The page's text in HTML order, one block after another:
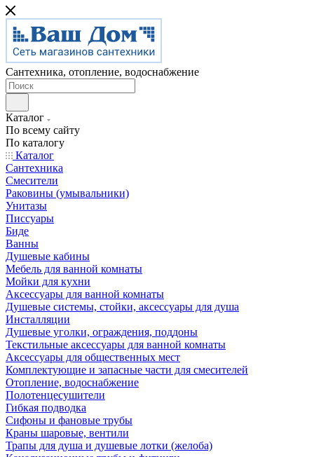
Сантехника, отопление, водоснабжение
Каталог
По всему сайту
По каталогу
Каталог
Сантехника
Смесители
Раковины (умывальники)
Унитазы
Писсуары
Биде
Ванны
Душевые кабины
Мебель для ванной комнаты
Мойки для кухни
Аксессуары для ванной комнаты
Душевые системы, стойки, аксессуары для душа
Инсталляции
Душевые уголки, ограждения, поддоны
Текстильные аксессуары для ванной комнаты
Аксессуары для общественных мест
Комплектующие и запасные части для смесителей
Отопление, водоснабжение
Полотенцесушители
Гибкая подводка
Сифоны и фановые трубы
Краны шаровые, вентили
Трапы для душа и душевые лотки (желоба)